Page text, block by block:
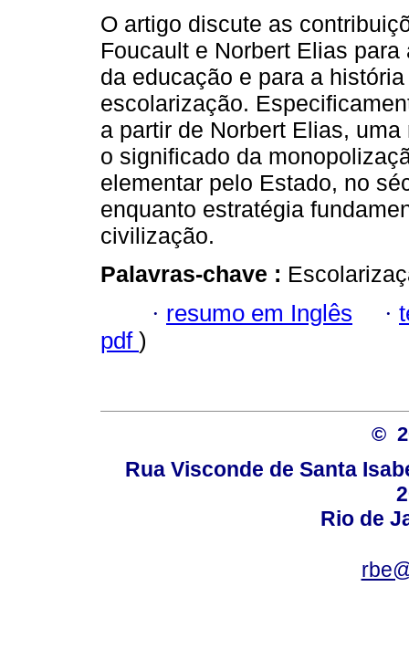
O artigo discute as
Foucault e Norbert Elias para
da educação e para a
escolarização.
a partir de Norbert Elias,
o significado da
elementar pelo Estado, no
enquanto estratégia
civilização.
Palavras-chave :
· resumo em Inglês ·
pdf )
©
Rua Visconde de Santa
Rio de